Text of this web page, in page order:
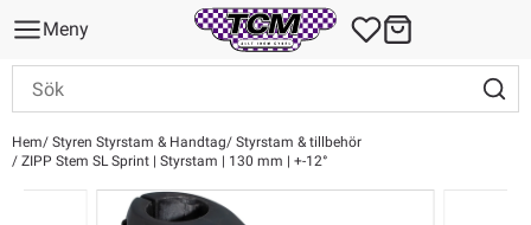
Meny
Hem Styren Styrstam & Handtag
Styrstam & tillbehör
ZIPP Stem SL Sprint | Styrstam | 130 mm | +-12°